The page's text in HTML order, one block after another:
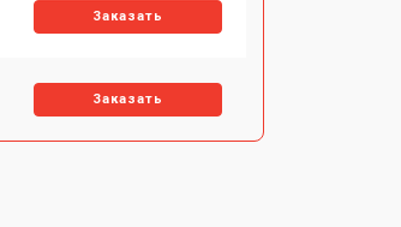
Заказать
Заказать